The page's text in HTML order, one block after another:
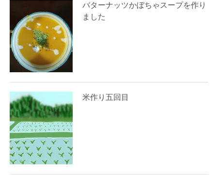
バターナッツかぼちゃスープを作り
ました
米作り五回目